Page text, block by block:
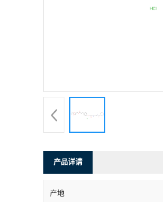
产品详请
产地